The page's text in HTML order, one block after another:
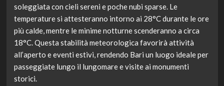
soleggiata con cieli sereni e poche nubi sparse. Le
temperature si attesteranno intorno ai 28°C durante le ore
più calde, mentre le minime notturne scenderanno a circa
18°C. Questa stabilità meteorologica favorirà attività
all’aperto e eventi estivi, rendendo Bari un luogo ideale per
passeggiate lungo il lungomare e visite ai monumenti
storici.